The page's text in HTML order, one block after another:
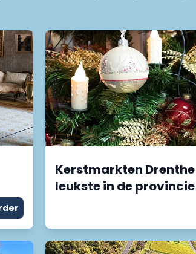
Kerstmarkten Drenthe
leukste in de provincie